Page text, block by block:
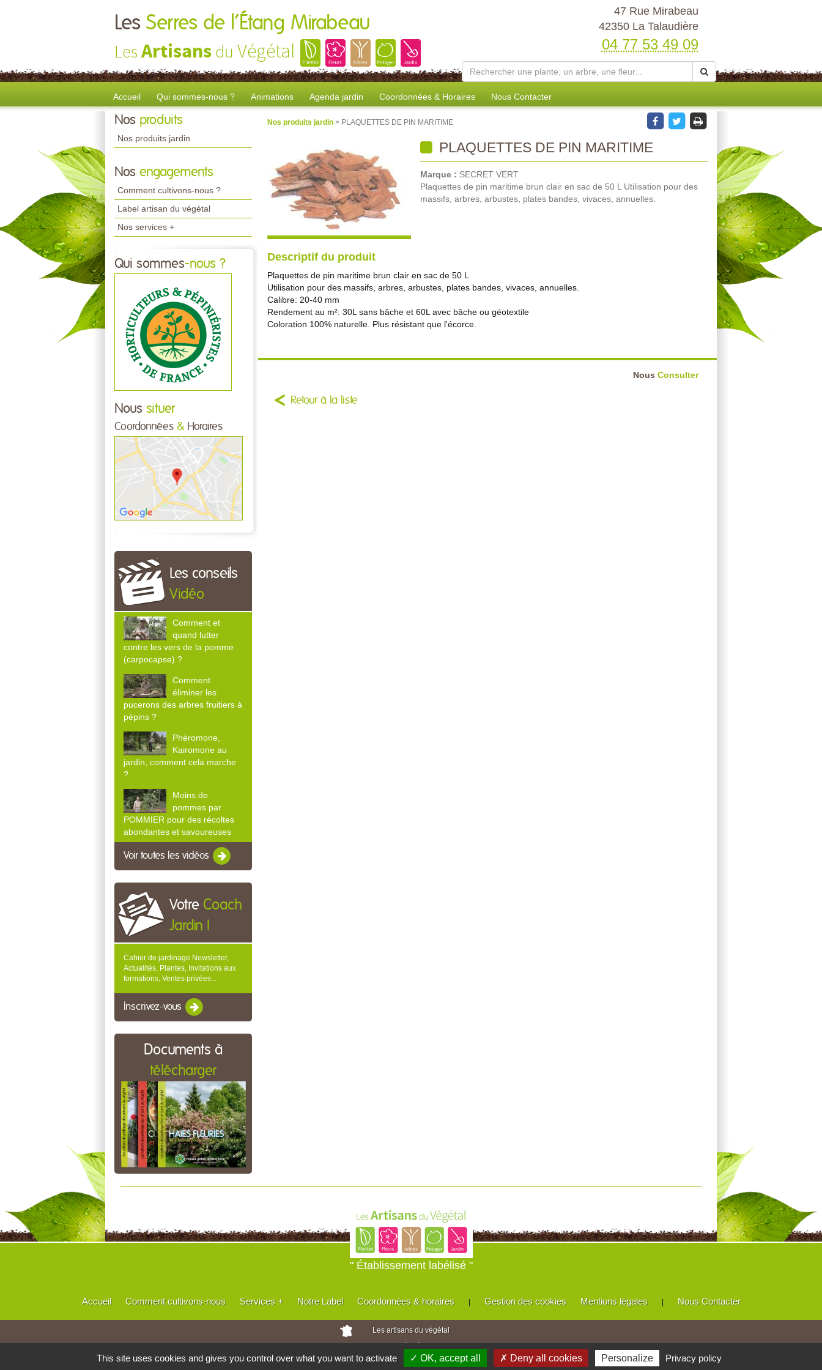
Les Serres de l’Étang Mirabeau
LesArtisans du Végétal
47 Rue Mirabeau
42350 La Talaudière
04 77 53 49 09
Accueil Qui sommes-nous ? Animations Agenda jardin Coordonnées & Horaires Nous Contacter
Nos produits
Nos produits jardin
Nos engagements
Comment cultivons-nous ?
Label artisan du végétal
Nos services +
Qui sommes-nous ?
Nous situer
Coordonnées & Horaires
Les conseils
Vidéo
Comment et
quand lutter
contre les vers de la pomme
(carpocapse) ?
Comment
éliminer les
pucerons des arbres fruitiers à
pépins ?
Phéromone,
Kairomone au
jardin, comment cela marche
?
Moins de
pommes par
POMMIER pour des récoltes
abondantes et savoureuses
Voir toutes les vidéos
Votre Coach
Jardin !
Cahier de jardinage Newsletter,
Actualités, Plantes, Invitations aux
formations, Ventes privées...
Inscrivez-vous
Documents à
télécharger
Nos produits jardin > PLAQUETTES DE PIN MARITIME
PLAQUETTES DE PIN MARITIME
Marque : SECRET VERT
Plaquettes de pin maritime brun clair en sac de 50 L Utilisation pour des
massifs, arbres, arbustes, plates bandes, vivaces, annuelles.
Descriptif du produit
Plaquettes de pin maritime brun clair en sac de 50 L
Utilisation pour des massifs, arbres, arbustes, plates bandes, vivaces, annuelles.
Calibre: 20-40 mm
Rendement au m²: 30L sans bâche et 60L avec bâche ou géotextile
Coloration 100% naturelle. Plus résistant que l'écorce.
Nous Consulter
Retour à la liste
" Établissement labélisé "
Accueil Comment cultivons-nous Services + Notre Label Coordonnées & horaires | Gestion des cookies Mentions légales | Nous Contacter
Les artisans du végétal
Horticulteurs et pépinièristes de France
WEBEnseignes
This site uses cookies and gives you control over what you want to activate ✓ OK, accept all ✗ Deny all cookies Personalize Privacy policy